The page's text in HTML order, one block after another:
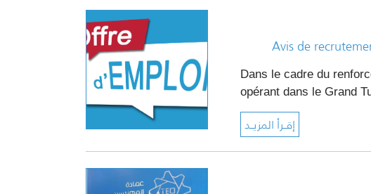
Avis de
Dans le cadre du
opérant dans le Grand